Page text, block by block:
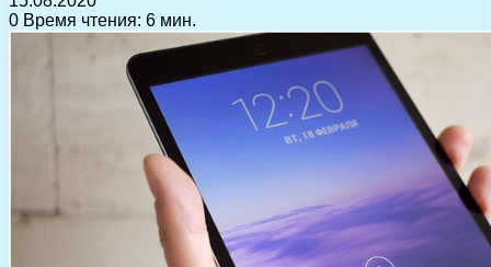
0 Время чтения: 6 мин.